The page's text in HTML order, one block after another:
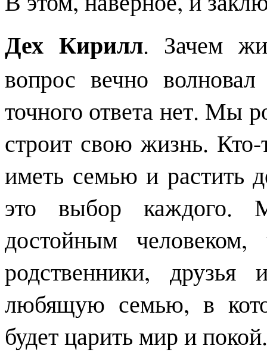
Дех Кирилл. Зачем
вопрос вечно
точного ответа нет. Мы
строит свою жизнь. Кто-
иметь семью и растить
это выбор каждого.
достойным
родственники,
любящую семью, в
будет царить мир и покой.